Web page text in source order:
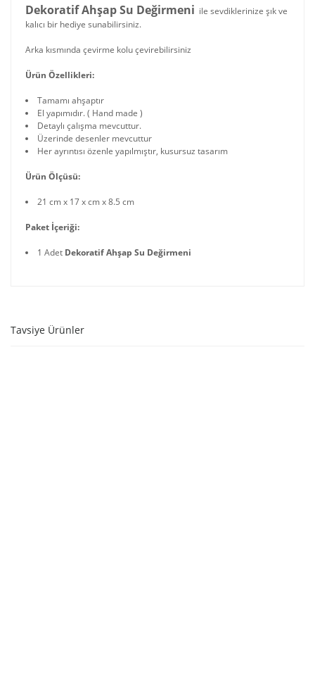
Dekoratif Ahşap Su Değirmeni ile sevdiklerinize şık ve
kalıcı bir hediye sunabilirsiniz.
Arka kısmında çevirme kolu çevirebilirsiniz
Ürün Özellikleri:
Tamamı ahşaptır
El yapımıdır. ( Hand made )
Detaylı çalışma mevcuttur.
Üzerinde desenler mevcuttur
Her ayrıntısı özenle yapılmıştır, kusursuz tasarım
Ürün Ölçüsü:
21 cm x 17 x cm x 8.5 cm
Paket İçeriği:
1 Adet Dekoratif Ahşap Su Değirmeni
Tavsiye Ürünler